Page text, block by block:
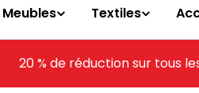
Meubles Textiles
20 % de réduction sur tous